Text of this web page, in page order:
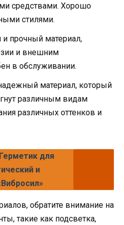
средствами. Хорошо
стилями.
прочный материал,
и внешним
в обслуживании.
материал, который
различным видам
различных оттенков и
Герметик для
и
обратите внимание на
такие как подсветка,